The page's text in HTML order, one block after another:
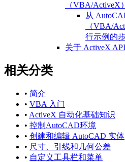
（VBA/ActiveX）
从
（VBA/
行示例的
关于 ActiveX
史记录参考
（ActiveX）
AutoCAD
史记录参考
（ActiveX）
相关分类
• 简介
• VBA 入门
• ActiveX 自动化基础知识
• 控制AutoCAD环境
• 创建和编辑 AutoCAD 实体
• 尺寸、引线和几何公差
• 自定义工具栏和菜单